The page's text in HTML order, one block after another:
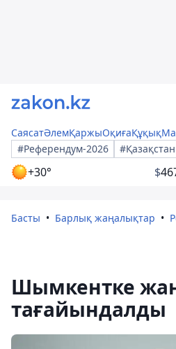
СаясатӘлемҚаржыОқиғаҚұқық
#Референдум-2026
+30° $
Басты Барлық жаңалықтар
Шымкентке
тағайындалды